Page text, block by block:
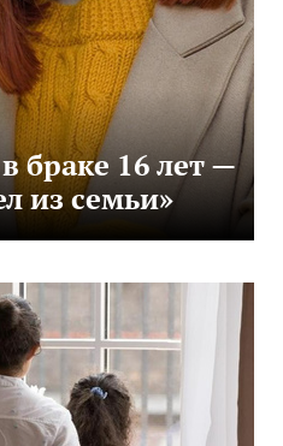
браке 16 лет —
из семьи»